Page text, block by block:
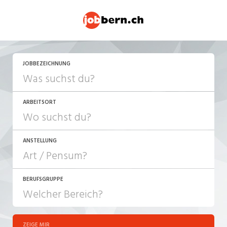
JOBBEZEICHNUNG
ARBEITSORT
ANSTELLUNG
JOB-TYP
Festanstellung
BERUFSGRUPPE
ZEIGE MIR